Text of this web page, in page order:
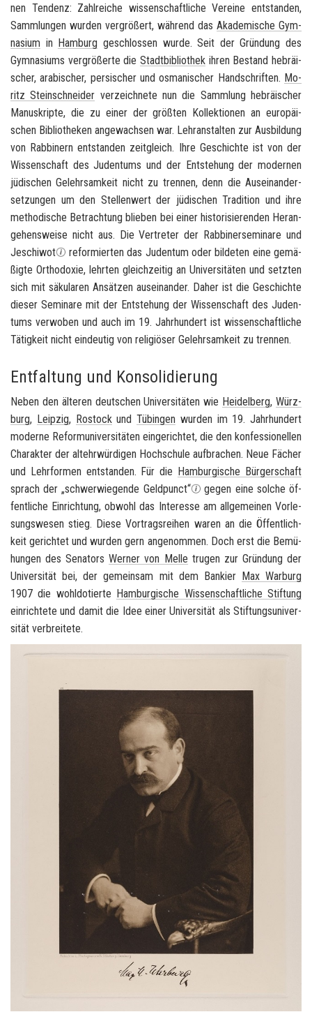
nen Ten­denz: Zahl­rei­che wis­sen­schaft­li­che Ver­ei­ne ent­stan­den,
Samm­lun­gen wur­den ver­grö­ßert, wäh­rend das Aka­de­mi­sche Gym­
na­si­um in Ham­burg ge­schlos­sen wurde. Seit der Grün­dung des
Gym­na­si­ums ver­grö­ßer­te die Stadt­bi­blio­thek ihren Be­stand he­bräi­
scher, ara­bi­scher, per­si­scher und os­ma­ni­scher Hand­schrif­ten. Mo­
ritz Stein­schnei­der ver­zeich­ne­te nun die Samm­lung he­bräi­scher
Ma­nu­skrip­te, die zu einer der größ­ten Kol­lek­tio­nen an eu­ro­päi­
schen Bi­blio­the­ken an­ge­wach­sen war. Lehr­an­stal­ten zur Aus­bil­dung
von Rab­bi­nern ent­stan­den zeit­gleich. Ihre Ge­schich­te ist von der
Wis­sen­schaft des Ju­den­tums und der Ent­ste­hung der mo­der­nen
jü­di­schen Ge­lehr­sam­keit nicht zu tren­nen, denn die Aus­ein­an­der­
set­zun­gen um den Stel­len­wert der jü­di­schen Tra­di­ti­on und ihre
me­tho­di­sche Be­trach­tung blie­ben bei einer his­to­ri­sie­ren­den Her­an­
ge­hens­wei­se nicht aus. Die Ver­tre­ter der Rab­bi­ner­se­mi­na­re und
Je­schi­wot
re­for­mier­ten das Ju­den­tum oder bil­de­ten eine ge­mä­
ßig­te Or­tho­do­xie, lehr­ten gleich­zei­tig an Uni­ver­si­tä­ten und setz­ten
sich mit sä­ku­la­ren An­sät­zen aus­ein­an­der. Daher ist die Ge­schich­te
die­ser Se­mi­na­re mit der Ent­ste­hung der Wis­sen­schaft des Ju­den­
tums ver­wo­ben und auch im 19. Jahr­hun­dert ist wis­sen­schaft­li­che
Tä­tig­keit nicht ein­deu­tig von re­li­giö­ser Ge­lehr­sam­keit zu tren­nen.
Entfaltung und Konsolidierung
Neben den äl­te­ren deut­schen Uni­ver­si­tä­ten wie Hei­del­berg,Würz­
burg, Leip­zig, Ros­tockund Tü­bin­gen wur­den im 19. Jahr­hun­dert
mo­der­ne Re­form­uni­ver­si­tä­ten ein­ge­rich­tet, die den kon­fes­sio­nel­len
Cha­rak­ter der alt­ehr­wür­di­gen Hoch­schu­le auf­bra­chen. Neue Fä­cher
und Lehr­for­men ent­stan­den. Für die Ham­bur­gi­sche Bür­ger­schaft
sprach der „schwer­wie­gen­de Geld­punct“
gegen eine sol­che öf­
fent­li­che Ein­rich­tung, ob­wohl das In­ter­es­se am all­ge­mei­nen Vor­le­
sungs­we­sen stieg. Diese Vor­trags­rei­hen waren an die Öf­fent­lich­
keit ge­rich­tet und wur­den gern an­ge­nom­men. Doch erst die Be­mü­
hun­gen des Se­na­torsWer­ner von Melle tru­gen zur Grün­dung der
Uni­ver­si­tät bei, der ge­mein­sam mit dem Ban­kier Max War­burg
1907 die wohl­do­tier­te Ham­bur­gi­sche Wis­sen­schaft­li­che Stif­tung
ein­rich­te­te und damit die Idee einer Uni­ver­si­tät als Stif­tungs­uni­ver­
si­tät ver­brei­te­te.